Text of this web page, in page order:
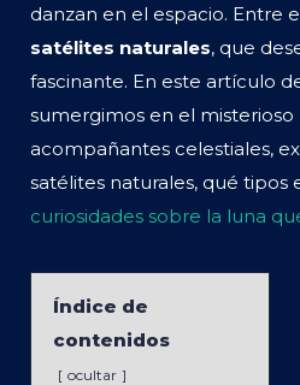
danzan en el espacio. Entre
satélites naturales, que
fascinante. En este artículo
sumergimos en el
acompañantes celestiales,
satélites naturales, qué tipos
curiosidades sobre la luna
Índice de
contenidos
ocultar